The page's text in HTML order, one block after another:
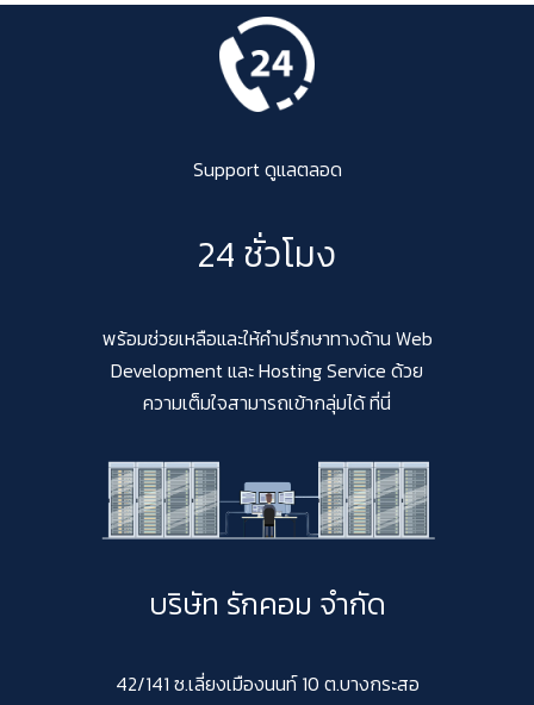
Support ดูแลตลอด
24 ชั่วโมง
พร้อมช่วยเหลือและให้คำปรึกษาทางด้าน Web
Development และ Hosting Service ด้วย
ความเต็มใจสามารถเข้ากลุ่มได้ ที่นี่
บริษัท รักคอม จำกัด
42/141 ซ.เลี่ยงเมืองนนท์ 10 ต.บางกระสอ